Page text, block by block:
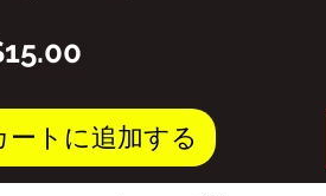
ートに追加する